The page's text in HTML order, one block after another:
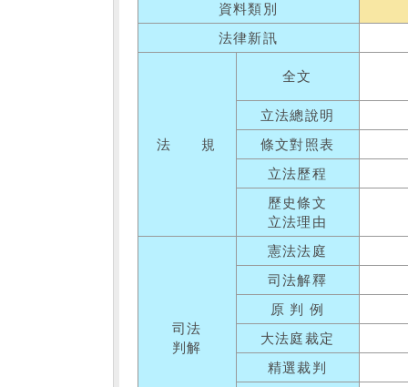
資料類別
法律新訊
法 規
全文
立法總說明
條文對照表
立法歷程
歷史條文
立法理由
司法
判解
憲法法庭
司法解釋
原 判 例
大法庭裁定
精選裁判